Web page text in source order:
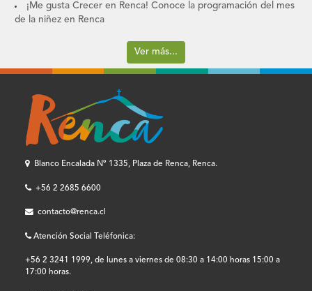
¡Me gusta Crecer en Renca! Conoce la programación del mes
de la niñez en Renca
Ver más...
Blanco Encalada Nº 1335, Plaza de Renca, Renca.
+56 2 2685 6600
contacto@renca.cl
Atención Social Teléfonica:
+56 2 3241 1999, de lunes a viernes de 08:30 a 14:00 horas 15:00 a
17:00 horas.